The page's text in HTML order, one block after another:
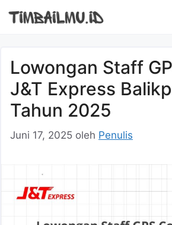
Lowongan Staff
J&T Express
Tahun 2025
Juni 17, 2025 oleh Penulis